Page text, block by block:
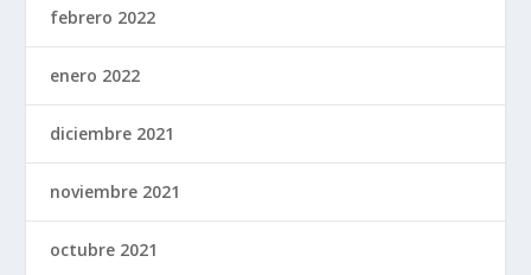
febrero 2022
enero 2022
diciembre 2021
noviembre 2021
octubre 2021